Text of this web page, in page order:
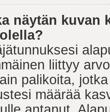
näytän kuvan
liittyy
palikoita,
määrää